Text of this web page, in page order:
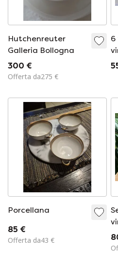
Hutchenreuter
Galleria Bollogna
300 €
Offerta da275 €
6
Porcellana
85 €
Offerta da43 €